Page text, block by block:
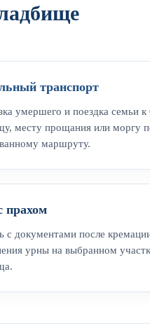
транспорт
умершего и поездка семьи
месту прощания или моргу
маршруту.
прахом
документами после
урны на выбранном